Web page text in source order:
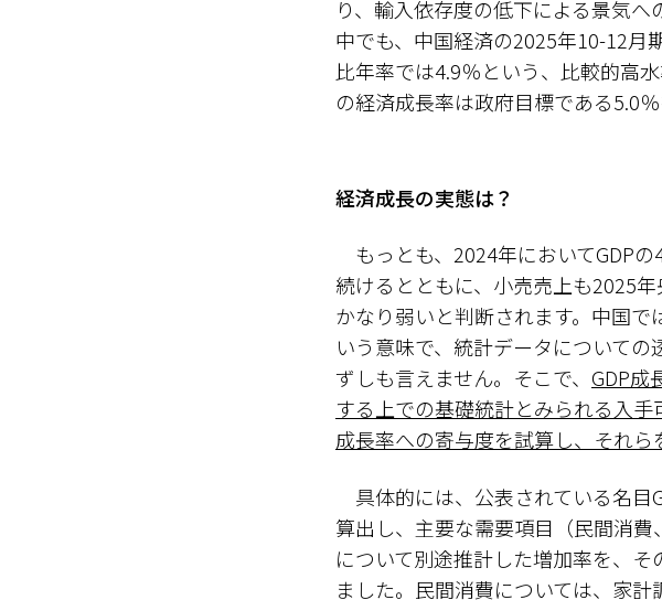
り、輸入依存度の低下による景気
中でも、中国経済の2025年10-12月
比年率では4.9％という、比較的高
の経済成長率は政府目標である5.0％
経済成長の実態は？
もっとも、2024年においてGDP
続けるとともに、小売売上も2025
かなり弱いと判断されます。中国
いう意味で、統計データについて
ずしも言えません。そこで、 GDP成
する上での基礎統計とみられる入
成長率への寄与度を試算し、それ
具体的には、公表されている名目
算出し、主要な需要項目（民間消
について別途推計した増加率を、
ました。民間消費については、家計